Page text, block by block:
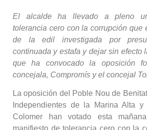
El alcalde ha llevado a pleno
tolerancia cero con la corrupción que
de la edil investigada por
continuada y estafa y dejar sin efecto
que ha convocado la oposición
concejala, Compromís y el concejal
La oposición del Poble Nou de
Independientes de la Marina Alta
Colomer han votado esta
manifiesto de tolerancia cero con la